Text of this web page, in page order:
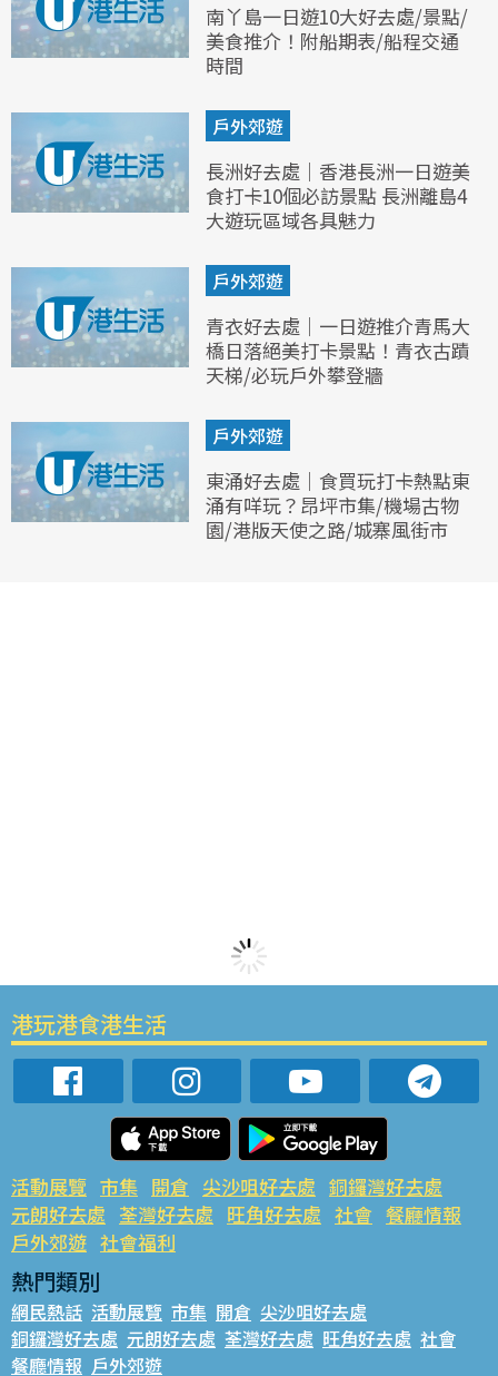
南丫島一日遊10大好去處/景點/
美食推介！附船期表/船程交通
時間
戶外郊遊
長洲好去處｜香港長洲一日遊美
食打卡10個必訪景點 長洲離島4
大遊玩區域各具魅力
戶外郊遊
青衣好去處｜一日遊推介青馬大
橋日落絕美打卡景點！青衣古蹟
天梯/必玩戶外攀登牆
戶外郊遊
東涌好去處｜食買玩打卡熱點東
涌有咩玩？昂坪市集/機場古物
園/港版天使之路/城寨風街市
港玩港食港生活
活動展覽 市集 開倉 尖沙咀好去處 銅鑼灣好去處
元朗好去處 荃灣好去處 旺角好去處 社會 餐廳情報
戶外郊遊 社會福利
熱門類別
網民熱話 活動展覽 市集 開倉 尖沙咀好去處
銅鑼灣好去處 元朗好去處 荃灣好去處 旺角好去處 社會
餐廳情報 戶外郊遊